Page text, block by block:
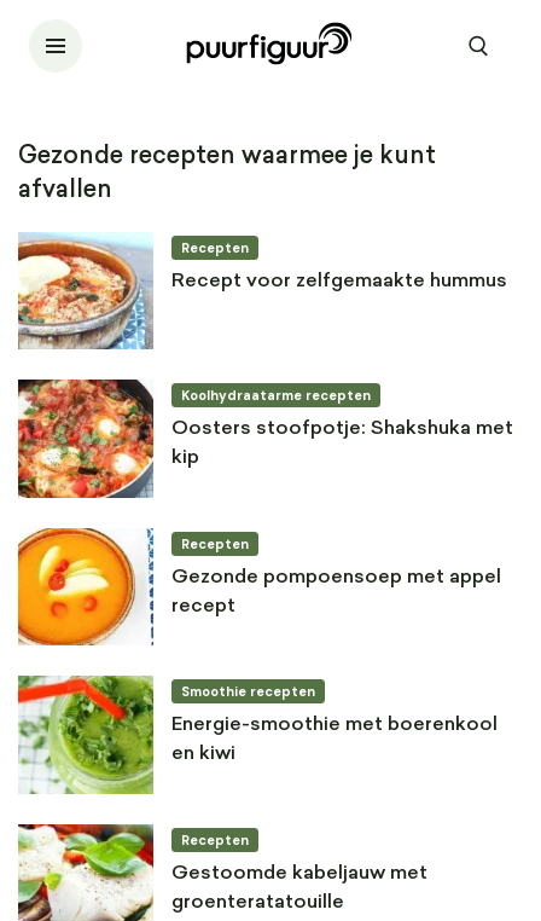
Gezonde recepten waarmee je kunt
afvallen
Recepten
Recept voor zelfgemaakte hummus
Koolhydraatarme recepten
Oosters stoofpotje: Shakshuka met
kip
Recepten
Gezonde pompoensoep met appel
recept
Smoothie recepten
Energie-smoothie met boerenkool
en kiwi
Recepten
Gestoomde kabeljauw met
groenteratatouille